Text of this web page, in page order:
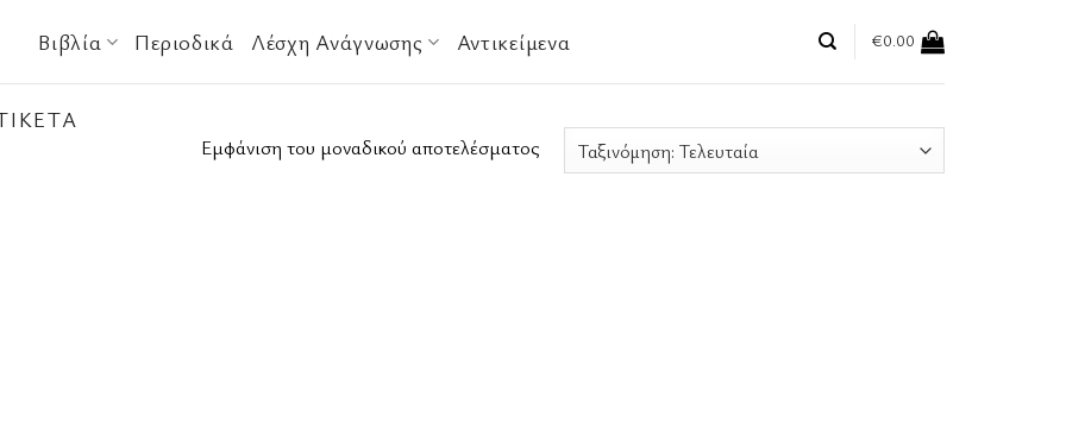
Βιβλία Περιοδικά Λέσχη Ανάγνωσης Αντικείμενα €0.00
Εμφάνιση του μοναδικού αποτελέσματος